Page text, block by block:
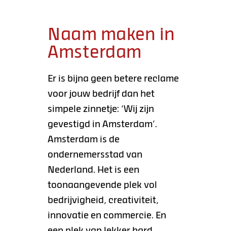
Naam maken in
Amsterdam
Er is bijna geen betere reclame
voor jouw bedrijf dan het
simpele zinnetje: ‘Wij zijn
gevestigd in Amsterdam’.
Amsterdam is de
ondernemersstad van
Nederland. Het is een
toonaangevende plek vol
bedrijvigheid, creativiteit,
innovatie en commercie. En